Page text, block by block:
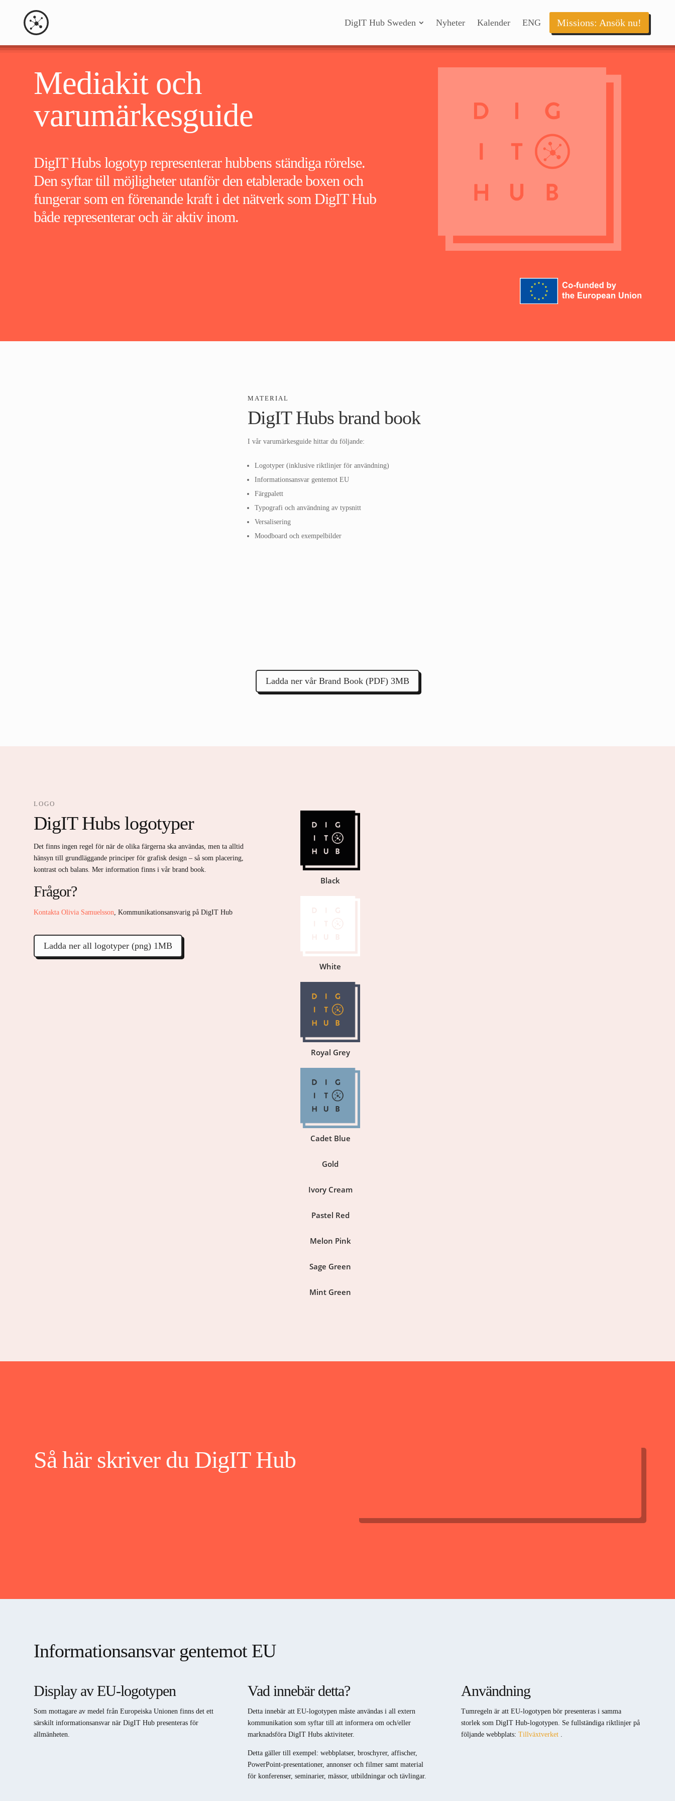
DigIT Hub Sweden Nyheter Kalender ENG Missions: Ansök nu!
Mediakit och
varumärkesguide
DigIT Hubs logotyp representerar hubbens ständiga rörelse.
Den syftar till möjligheter utanför den etablerade boxen och
fungerar som en förenande kraft i det nätverk som DigIT Hub
både representerar och är aktiv inom.
MATERIAL
DigIT Hubs brand book
I vår varumärkesguide hittar du följande:
Logotyper (inklusive riktlinjer för användning)
Informationsansvar gentemot EU
Färgpalett
Typografi och användning av typsnitt
Versalisering
Moodboard och exempelbilder
Ladda ner vår Brand Book (PDF) 3MB
LOGO
DigIT Hubs logotyper
Det finns ingen regel för när de olika färgerna ska användas, men ta alltid
hänsyn till grundläggande principer för grafisk design – så som placering,
kontrast och balans. Mer information finns i vår brand book.
Frågor?
Kontakta Olivia Samuelsson , Kommunikationsansvarig på DigIT Hub
Ladda ner all logotyper (png) 1MB
Black
White
Royal Grey
Cadet Blue
Gold
Ivory Cream
Pastel Red
Melon Pink
Sage Green
Mint Green
Så här skriver du DigIT Hub
Informationsansvar gentemot EU
Display av EU-logotypen
Som mottagare av medel från Europeiska Unionen finns det ett
särskilt informationsansvar när DigIT Hub presenteras för
allmänheten.
Vad innebär detta?
Detta innebär att EU-logotypen måste användas i all extern
kommunikation som syftar till att informera om och/eller
marknadsföra DigIT Hubs aktiviteter.
Detta gäller till exempel: webbplatser, broschyrer, affischer,
PowerPoint-presentationer, annonser och filmer samt material
för konferenser, seminarier, mässor, utbildningar och tävlingar.
Användning
Tumregeln är att EU-logotypen bör presenteras i samma
storlek som DigIT Hub-logotypen. Se fullständiga riktlinjer på
följande webbplats: Tillväxtverket.